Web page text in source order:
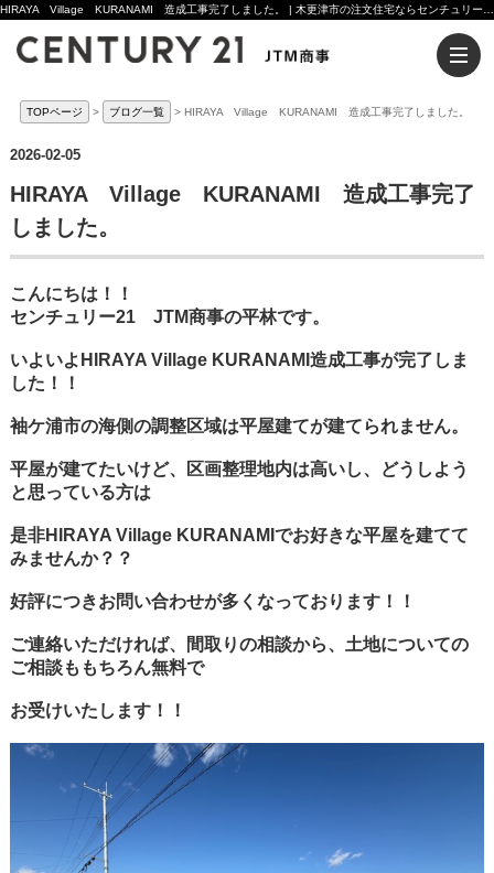
TOPページ ブログ一覧 HIRAYA Village KURANAMI 造成工事完了しました。
2026-02-05
HIRAYA Village KURANAMI 造成工事完了
しました。
こんにちは！！
センチュリー21 JTM商事の平林です。
いよいよHIRAYA Village KURANAMI造成工事が完了しま
した！！
袖ケ浦市の海側の調整区域は平屋建てが建てられません。
平屋が建てたいけど、区画整理地内は高いし、どうしよう
と思っている方は
是非HIRAYA Village KURANAMIでお好きな平屋を建てて
みませんか？？
好評につきお問い合わせが多くなっております！！
ご連絡いただければ、間取りの相談から、土地についての
ご相談ももちろん無料で
お受けいたします！！